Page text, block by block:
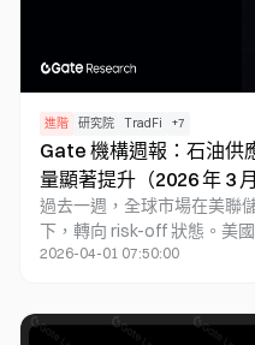
進階 研究院 TradFi +7
Gate 機構週報：石油
量顯著提升（2026 年 3
過去一週，全球市場在美聯
下，轉向 risk-off 狀態。美
產的估值；黃金與白銀在前
走勢產生擾動。在資金層面
2026-04-01 07:50:00